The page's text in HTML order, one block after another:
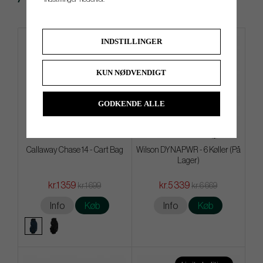
Callaway Chase 14 - Cart Bag
kr.1 359 kr.1 699
Info Køb
Wilson DYNAPWR - 6 Køller (På
Lager)
kr.5 339 kr.6 669
Info Køb
INDSTILLINGER
KUN NØDVENDIGT
GODKENDE ALLE